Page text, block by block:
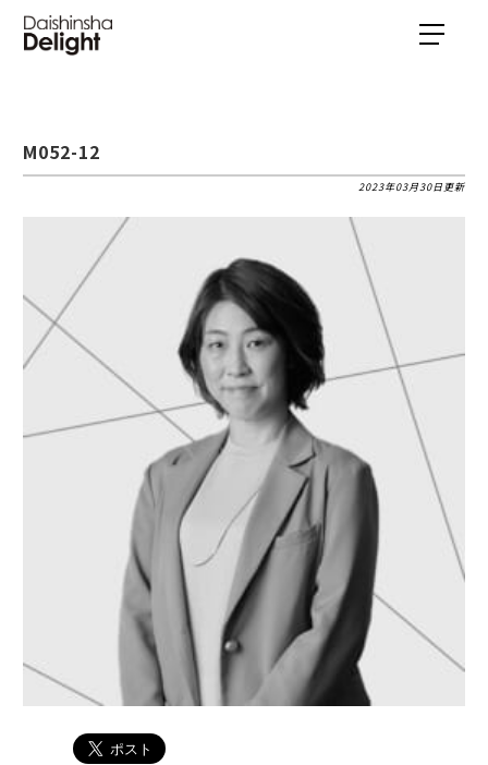
M052-12
2023年03月30日更新